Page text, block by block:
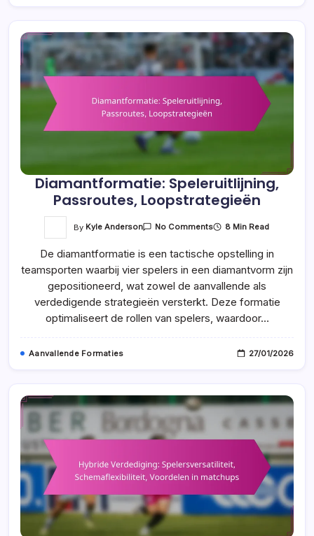
Diamantformatie: Speleruitlijning,
Passroutes, Loopstrategieën
By Kyle Anderson No CommentsOn
Passroutes,
Loopstrategieën
8 Min Read
De diamantformatie is een tactische opstelling in
teamsporten waarbij vier spelers in een diamantvorm zijn
gepositioneerd, wat zowel de aanvallende als
verdedigende strategieën versterkt. Deze formatie
optimaliseert de rollen van spelers, waardoor…
Aanvallende Formaties 27/01/2026